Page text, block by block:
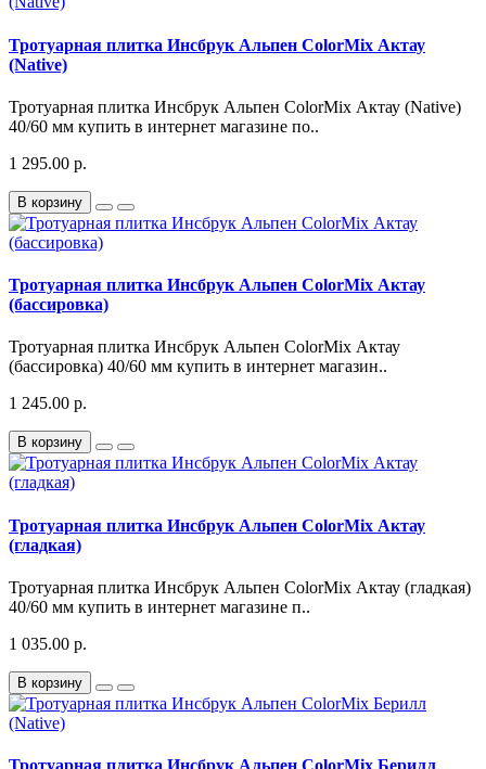
Тротуарная плитка Инсбрук Альпен ColorMix Актау
(Native)
Тротуарная плитка Инсбрук Альпен ColorMix Актау (Native)
40/60 мм купить в интернет магазине по..
1 295.00 р.
В корзину
Тротуарная плитка Инсбрук Альпен ColorMix Актау
(бассировка)
Тротуарная плитка Инсбрук Альпен ColorMix Актау
(бассировка) 40/60 мм купить в интернет магазин..
1 245.00 р.
В корзину
Тротуарная плитка Инсбрук Альпен ColorMix Актау
(гладкая)
Тротуарная плитка Инсбрук Альпен ColorMix Актау (гладкая)
40/60 мм купить в интернет магазине п..
1 035.00 р.
В корзину